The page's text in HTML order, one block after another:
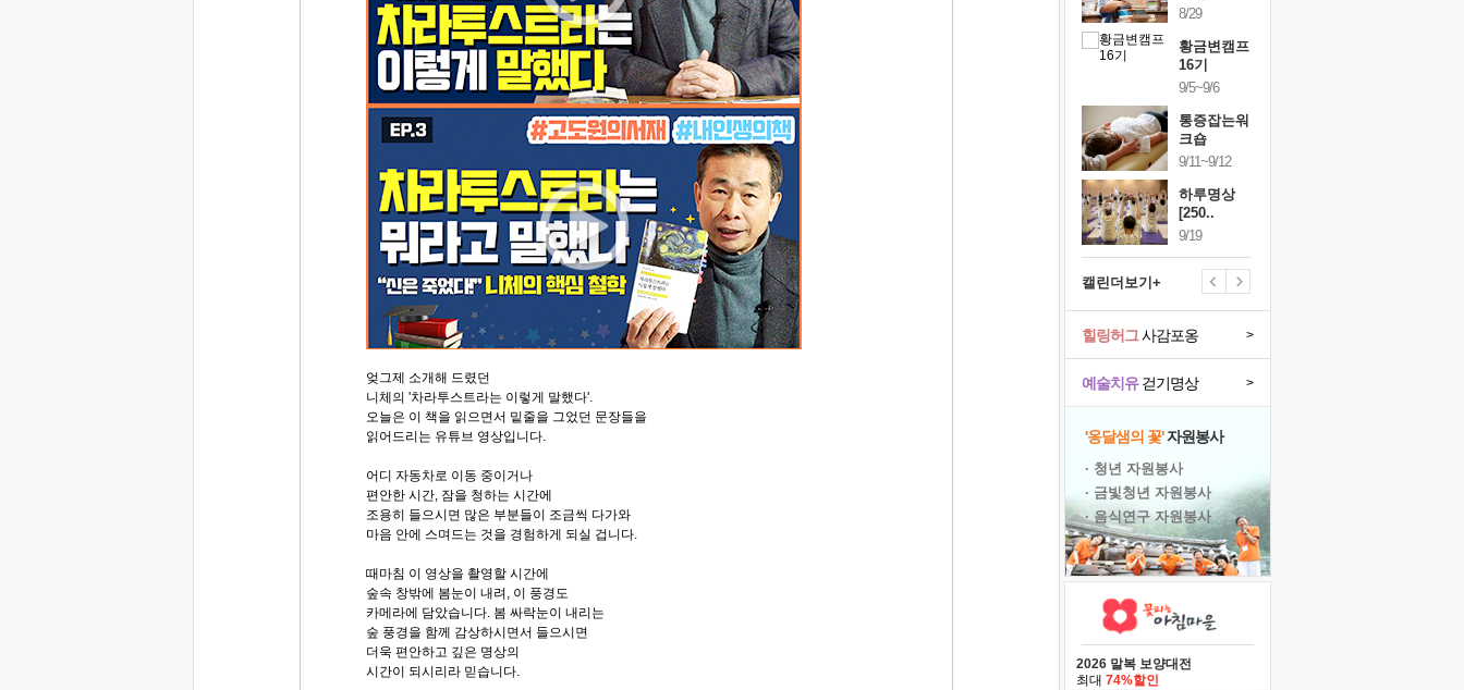
엊그제 소개해 드렸던
니체의 '차라투스트라는 이렇게 말했다'.
오늘은 이 책을 읽으면서 밑줄을 그었던 문장들을
읽어드리는 유튜브 영상입니다.
어디 자동차로 이동 중이거나
편안한 시간, 잠을 청하는 시간에
조용히 들으시면 많은 부분들이 조금씩 다가와
마음 안에 스며드는 것을 경험하게 되실 겁니다.
때마침 이 영상을 촬영할 시간에
숲속 창밖에 봄눈이 내려, 이 풍경도
카메라에 담았습니다. 봄 싸락눈이 내리는
숲 풍경을 함께 감상하시면서 들으시면
더욱 편안하고 깊은 명상의
시간이 되시리라 믿습니다.
8/29
황금변캠프
16기
9/5~9/6
통증잡는워
크숍
9/11~9/12
하루명상
[250..
9/19
캘린더보기+
예술치유걷기명상 >
힐링허그사감포옹 >
'옹달샘의 꽃'자원봉사
· 청년 자원봉사
· 금빛청년 자원봉사
· 음식연구 자원봉사
2026 말복 보양대전
최대 74%할인